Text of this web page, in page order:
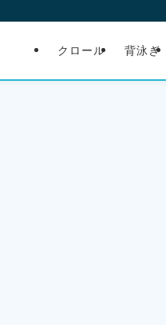
クロール 背泳ぎ